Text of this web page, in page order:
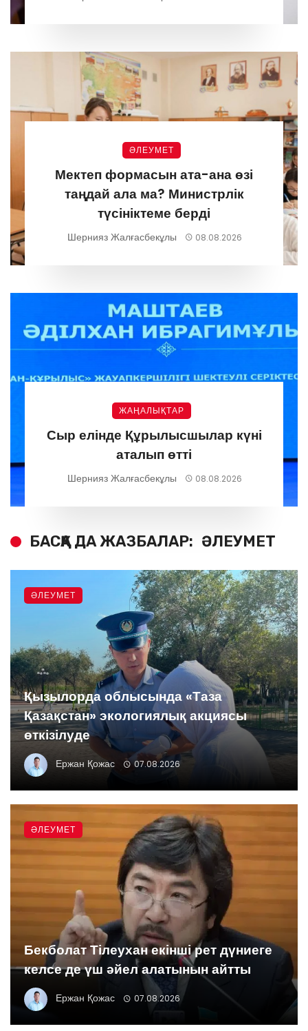
ӘЛЕУМЕТ
Мектеп формасын ата-ана өзі
таңдай ала ма? Министрлік
түсініктеме берді
Шернияз Жалғасбекұлы 08.08.2026
ЖАҢАЛЫҚТАР
Сыр елінде Құрылысшылар күні
аталып өтті
Шернияз Жалғасбекұлы 08.08.2026
БАСҚА ДА ЖАЗБАЛАР: ӘЛЕУМЕТ
Қызылорда облысында «Таза
Қазақстан» экологиялық акциясы
өткізілуде
Ержан Қожас 07.08.2026
ӘЛЕУМЕТ
Бекболат Тілеухан екінші рет дүниеге
келсе де үш әйел алатынын айтты
Ержан Қожас 07.08.2026
ӘЛЕУМЕТ